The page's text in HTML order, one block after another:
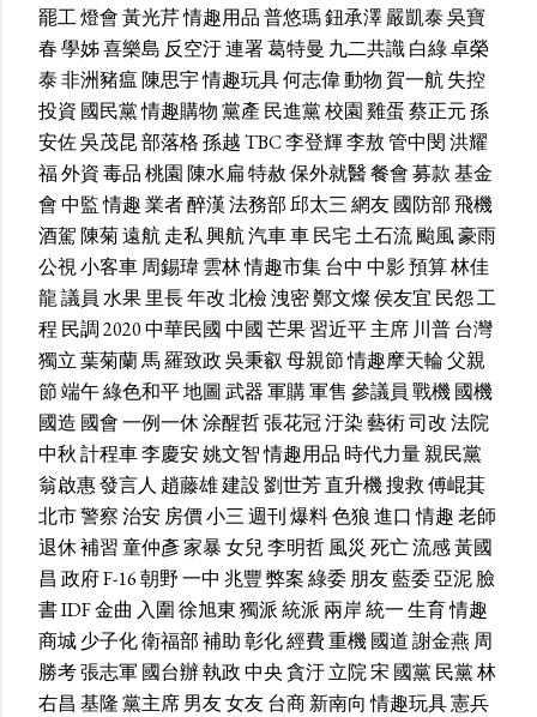
罷工燈會黃光芹情趣用品普悠瑪鈕承澤嚴凱泰吳寶
春學姊喜樂島 反空汙連署葛特曼 九二共識白綠卓榮
泰非洲豬瘟陳思宇情趣玩具何志偉動物賀一航失控
投資 國民黨情趣購物黨產 民進黨校園雞蛋蔡正元孫
安佐吳茂昆部落格孫越TBC李登輝李敖管中閔洪耀
福外資毒品桃園陳水扁特赦保外就醫餐會募款基金
會中監情趣業者醉漢法務部邱太三網友國防部飛機
酒駕陳菊遠航走私興航汽車車民宅土石流颱風豪雨
公視小客車周錫瑋雲林情趣市集台中 中影預算林佳
龍議員 水果里長年改北檢洩密鄭文燦侯友宜 民怨工
程 民調2020中華民國中國芒果習近平主席 川普台灣
獨立葉菊蘭馬羅致政吳秉叡母親節情趣摩天輪父親
節端午綠色和平地圖武器軍購軍售 參議員 戰機國機
國造 國會一例一休涂醒哲張花冠汙染藝術司改法院
中秋計程車李慶安姚文智情趣用品 時代力量親民黨
翁啟惠發言人 趙藤雄建設劉世芳直升機搜救傅崐萁
北市警察治安房價小三週刊爆料色狼進口 情趣老師
退休補習童仲彥家暴女兒李明哲風災 死亡流感黃國
昌 政府F-16朝野一中 兆豐弊案綠委朋友藍委亞泥臉
書IDF金曲 入圍徐旭東獨派統派 兩岸統一生育情趣
商城少子化衛福部補助彰化經費重機國道謝金燕 周
勝考張志軍國台辦執政中央貪汙立院宋 國黨民黨林
右昌 基隆黨主席男友女友台商新南向 情趣玩具憲兵